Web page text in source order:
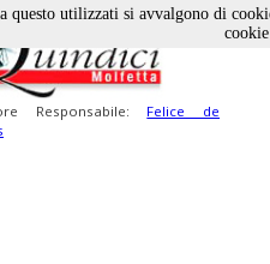
Responsabile: Felice de
questo utilizzati si avvalgono di